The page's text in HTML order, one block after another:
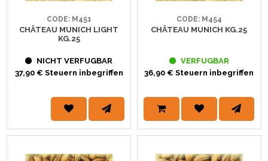
CODE: M451
CHÂTEAU MUNICH LIGHT
KG.25
NICHT VERFUGBAR
37,90 € Steuern inbegriffen
CODE: M454
CHÂTEAU MUNICH KG.25
VERFUGBAR
36,90 € Steuern inbegriffen